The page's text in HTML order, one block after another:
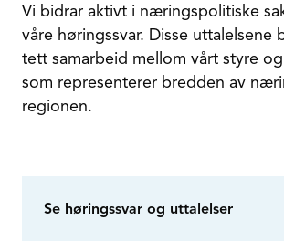
Vi bidrar aktivt i næringspolitiske
våre høringssvar. Disse uttalelsene
tett samarbeid mellom vårt styre
som representerer bredden av
regionen.
Se høringssvar og uttalelser